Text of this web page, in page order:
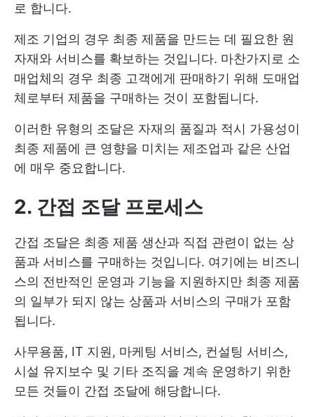
로 합니다.
제조 기업의 경우 최종 제품을 만드는 데 필요한 원
자재와 서비스를 확보하는 것입니다. 마찬가지로 소
매업체의 경우 최종 고객에게 판매하기 위해 도매업
체로부터 제품을 구매하는 것이 포함됩니다.
이러한 유형의 조달은 자재의 품질과 적시 가용성이
최종 제품에 큰 영향을 미치는 제조업과 같은 산업
에 매우 중요합니다.
2. 간접 조달 프로세스
간접 조달은 최종 제품 생산과 직접 관련이 없는 상
품과 서비스를 구매하는 것입니다. 여기에는 비즈니
스의 전반적인 운영과 기능을 지원하지만 최종 제품
의 일부가 되지 않는 상품과 서비스의 구매가 포함
됩니다.
사무용품, IT 지원, 마케팅 서비스, 컨설팅 서비스,
시설 유지보수 및 기타 조직을 계속 운영하기 위한
모든 것들이 간접 조달에 해당합니다.